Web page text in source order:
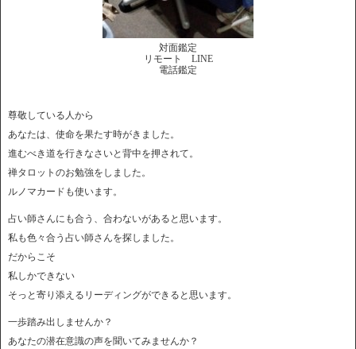
対面鑑定
リモート LINE
電話鑑定
尊敬している人から
あなたは、使命を果たす時がきました。
進むべき道を行きなさいと背中を押されて。
禅タロットのお勉強をしました。
ルノマカードも使います。
占い師さんにも合う、合わないがあると思います。
私も色々合う占い師さんを探しました。
だからこそ
私しかできない
そっと寄り添えるリーディングができると思います。
一歩踏み出しませんか？
あなたの潜在意識の声を聞いてみませんか？